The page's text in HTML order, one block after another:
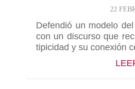
22
Defendió un modelo
con un discurso que
tipicidad y su conexión